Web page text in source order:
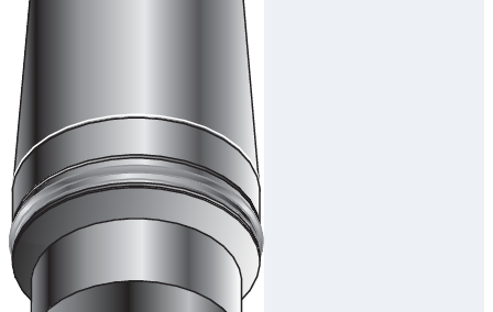
Downloads
Academy
Over ons
Contact